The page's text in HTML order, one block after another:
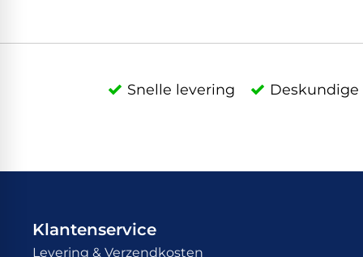
Snelle levering
Klantenservice
Levering & Verzendkosten